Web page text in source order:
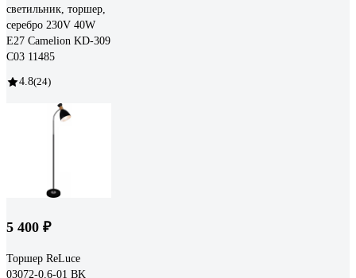
светильник, торшер,
серебро 230V 40W
E27 Camelion KD-309
C03 11485
4.8(24)
5 400 ₽
Торшер ReLuce
03072-0.6-01 BK